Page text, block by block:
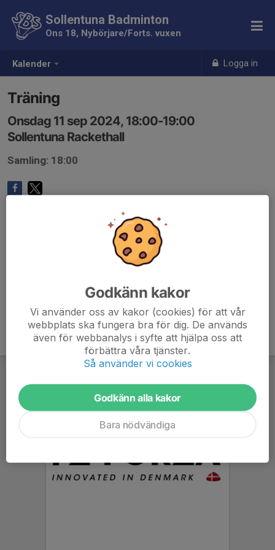
Kalender Logga in
Sollentuna Badminton
Ons 18, Nybörjare/Forts. vuxen
Träning
Onsdag 11 sep 2024, 18:00-19:00
Sollentuna Rackethall
Samling: 18:00
Godkänn kakor
Vi använder oss av kakor (cookies) för att vår
webbplats ska fungera bra för dig. De används
även för webbanalys i syfte att hjälpa oss att
förbättra våra tjänster.
Så använder vi cookies
Godkänn alla kakor
Bara nödvändiga